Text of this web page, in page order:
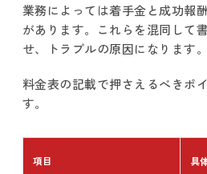
業務によっては着手金と成功報
があります。これらを混同して
せ、トラブルの原因になります。
料金表の記載で押さえるべきポ
す。
項目 具